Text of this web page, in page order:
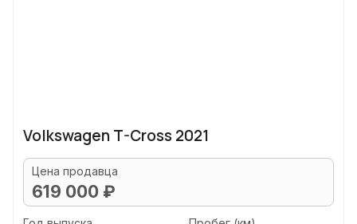
Volkswagen T-Cross 2021
Цена продавца
619 000 ₽